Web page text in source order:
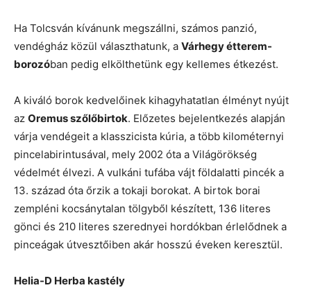
Ha Tolcsván kívánunk megszállni, számos panzió,
vendégház közül választhatunk, a Várhegy étterem-
borozóban pedig elkölthetünk egy kellemes étkezést.
A kiváló borok kedvelőinek kihagyhatatlan élményt nyújt
az Oremus szőlőbirtok. Előzetes bejelentkezés alapján
várja vendégeit a klasszicista kúria, a több kilométernyi
pincelabirintusával, mely 2002 óta a Világörökség
védelmét élvezi. A vulkáni tufába vájt földalatti pincék a
13. század óta őrzik a tokaji borokat. A birtok borai
zempléni kocsánytalan tölgyből készített, 136 literes
gönci és 210 literes szerednyei hordókban érlelődnek a
pinceágak útvesztőiben akár hosszú éveken keresztül.
Helia-D Herba kastély